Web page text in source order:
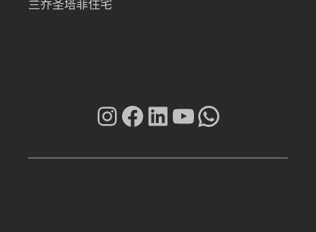
兰乔圣塔菲住宅
Instagram
在 Facebook 上LinkedIn
YouTube